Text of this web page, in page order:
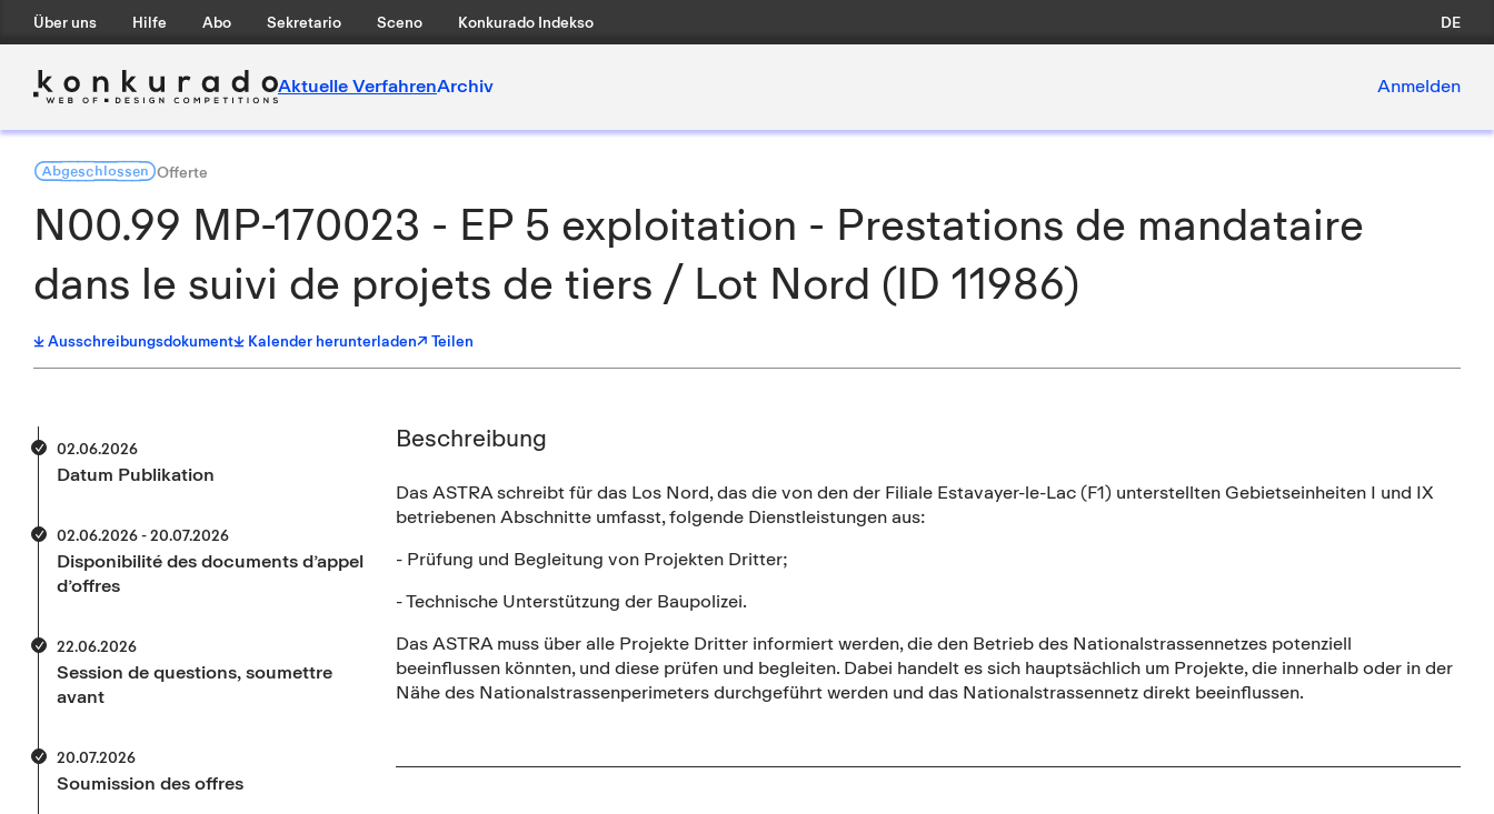
Über uns Hilfe Abo Sekretario Sceno Konkurado Indekso DE
Aktuelle VerfahrenArchiv Anmelden
AbgeschlossenOfferte
N00.99 MP-170023 - EP 5 exploitation - Prestations de mandataire
dans le suivi de projets de tiers / Lot Nord (ID 11986)
Ausschreibungsdokument Kalender herunterladen↗ Teilen
02.06.2026
Datum Publikation
02.06.2026 - 20.07.2026
Disponibilité des documents d’appel
d’offres
22.06.2026
Session de questions, soumettre
avant
20.07.2026
Soumission des offres
Beschreibung
Das ASTRA schreibt für das Los Nord, das die von den der Filiale Estavayer-le-Lac (F1) unterstellten Gebietseinheiten I und IX
betriebenen Abschnitte umfasst, folgende Dienstleistungen aus:
- Prüfung und Begleitung von Projekten Dritter;
- Technische Unterstützung der Baupolizei.
Das ASTRA muss über alle Projekte Dritter informiert werden, die den Betrieb des Nationalstrassennetzes potenziell
beeinflussen könnten, und diese prüfen und begleiten. Dabei handelt es sich hauptsächlich um Projekte, die innerhalb oder in der
Nähe des Nationalstrassenperimeters durchgeführt werden und das Nationalstrassennetz direkt beeinflussen.